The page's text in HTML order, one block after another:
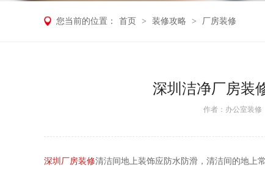
您当前的位置： 首页 > 装修攻略 > 厂房装修
深圳洁净厂房装
作者： 办公室装修
深圳厂房装修清洁间地上装饰应防水防滑，清洁间的地上